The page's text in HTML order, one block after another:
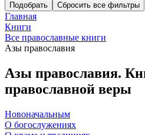
Подобрать
Главная
Книги
Все православные книги
Азы православия
Азы православия.
православной веры
Новоначальным
О богослужениях